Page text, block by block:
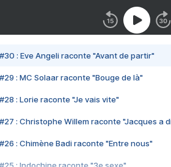
#30 : Eve Angeli raconte "Avant de partir"
#29 : MC Solaar raconte "Bouge de là"
#28 : Lorie raconte "Je vais vite"
#27 : Christophe Willem raconte "Jacques a
#26 : Chimène Badi raconte "Entre nous"